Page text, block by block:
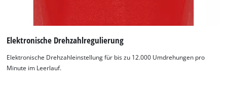
Elektronische Drehzahlregulierung
Elektronische Drehzahleinstellung für bis zu 12.000 Umdrehungen pro
Minute im Leerlauf.